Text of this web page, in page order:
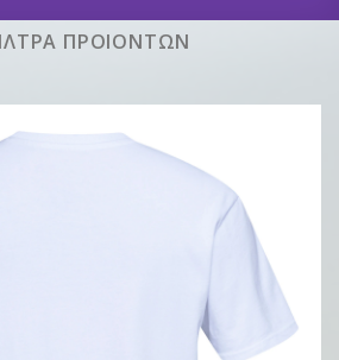
ΠΡΟΙΟΝΤΩΝ